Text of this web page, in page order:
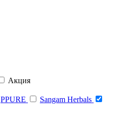
Акция
PPURE
Sangam Herbals